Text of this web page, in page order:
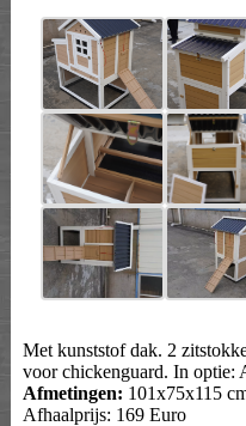
Met kunststof dak. 2
voor chickenguard. In optie:
Afmetingen: 101x75x115
Afhaalprijs: 169 Euro